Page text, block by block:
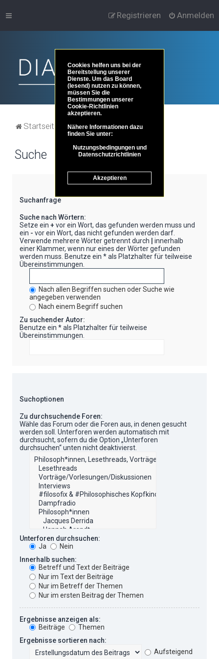
Anmelden
Registrieren
Startseite Portal Foren-Übersicht
Suche
Suchanfrage
Suche nach Wörtern:
Setze ein + vor ein Wort, das gefunden werden muss und
ein - vor ein Wort, das nicht gefunden werden darf.
Verwende mehrere Wörter getrennt durch
innerhalb
einer Klammer, wenn nur eines der Wörter gefunden
werden muss. Benutze ein * als Platzhalter für teilweise
Übereinstimmungen.
angegeben verwenden
Nach einem Begriff suchen
Zu suchender Autor:
Benutze ein * als Platzhalter für teilweise
Übereinstimmungen.
Suchoptionen
Zu durchsuchende Foren:
Wähle das Forum oder die Foren aus, in denen gesucht
werden soll. Unterforen werden automatisch mit
durchsucht, sofern du die Option „Unterforen
durchsuchen“ unten nicht deaktivierst.
Unterforen durchsuchen:
Ja
Nein
Innerhalb suchen:
Betreff und Text der Beiträge
Nur im Text der Beiträge
Nur im Betreff der Themen
Nur im ersten Beitrag der Themen
Ergebnisse anzeigen als:
Beiträge
Themen
Ergebnisse sortieren nach:
Aufsteigend
Cookies helfen uns bei der
Bereitstellung unserer
Dienste. Um das Board
(lesend) nutzen zu können,
müssen Sie die
Bestimmungen unserer
Cookie-Richtlinien
akzeptieren.
Nähere Informationen dazu
finden Sie unter:
Nutzungsbedingungen und
Datenschutzrichtlinien
Akzeptieren